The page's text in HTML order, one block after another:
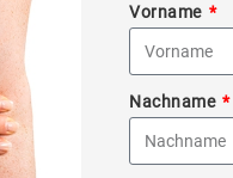
Vorname
Nachname